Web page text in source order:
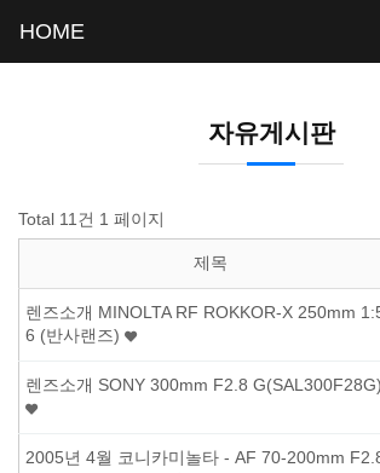
HOME
자유게시판
Total 11건 1 페이지
제목
렌즈소개 MINOLTA RF ROKKOR-X 250mm
6 (반사랜즈)
렌즈소개 SONY 300mm F2.8 G(SAL300F28G)
2005년 4월 코니카미놀타 - AF 70-200mm